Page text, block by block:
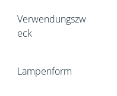
Verwendungszw
eck
Lampenform